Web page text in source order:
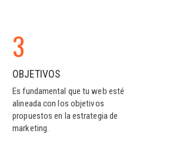
3
OBJETIVOS
Es fundamental que tu web esté
alineada con los objetivos
propuestos en la estrategia de
marketing.